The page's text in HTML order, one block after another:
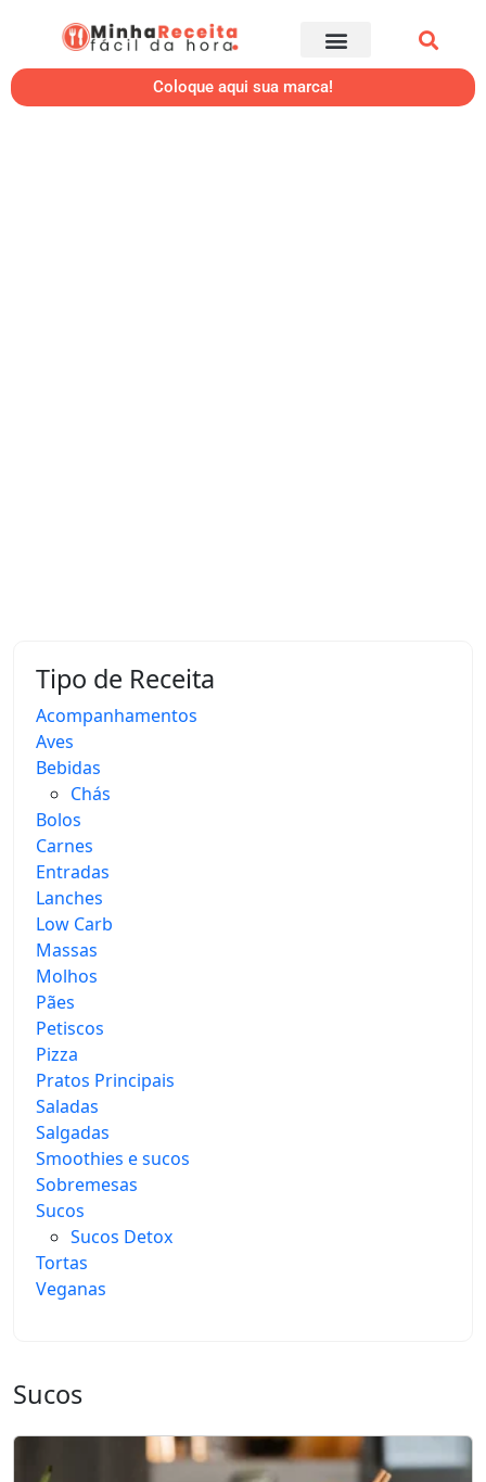
Coloque aqui sua marca!
Tipo de Receita
Acompanhamentos
Aves
Bebidas
Chás
Bolos
Carnes
Entradas
Lanches
Low Carb
Massas
Molhos
Pães
Petiscos
Pizza
Pratos Principais
Saladas
Salgadas
Smoothies e sucos
Sobremesas
Sucos
Sucos Detox
Tortas
Veganas
Sucos